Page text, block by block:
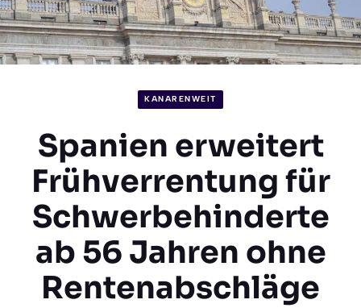
KANARENWEIT
Spanien erweitert
Frühverrentung für
Schwerbehinderte
ab 56 Jahren ohne
Rentenabschläge